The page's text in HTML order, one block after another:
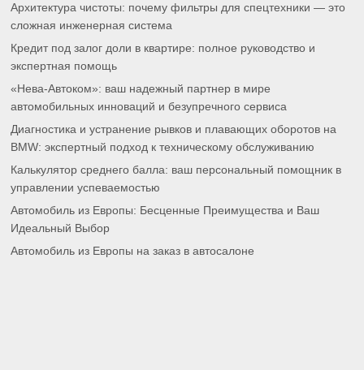
Архитектура чистоты: почему фильтры для спецтехники — это
сложная инженерная система
Кредит под залог доли в квартире: полное руководство и
экспертная помощь
«Нева-Автоком»: ваш надежный партнер в мире
автомобильных инноваций и безупречного сервиса
Диагностика и устранение рывков и плавающих оборотов на
BMW: экспертный подход к техническому обслуживанию
Калькулятор среднего балла: ваш персональный помощник в
управлении успеваемостью
Автомобиль из Европы: Бесценные Преимущества и Ваш
Идеальный Выбор
Автомобиль из Европы на заказ в автосалоне